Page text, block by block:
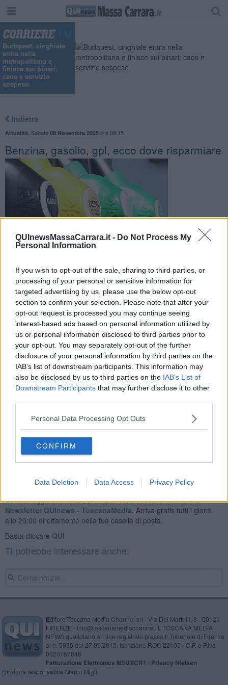
QUInewsMassaCarrara.it - Do Not Process My
Personal Information
If you wish to opt-out of the sale, sharing to third parties, or
processing of your personal or sensitive information for
targeted advertising by us, please use the below opt-out
section to confirm your selection. Please note that after your
opt-out request is processed you may continue seeing
interest-based ads based on personal information utilized by
us or personal information disclosed to third parties prior to
your opt-out. You may separately opt-out of the further
disclosure of your personal information by third parties on the
IAB’s list of downstream participants. This information may
also be disclosed by us to third parties on the IAB’s List of
Downstream Participants that may further disclose it to other
Personal Data Processing Opt Outs
CONFIRM
Data Deletion Data Access Privacy Policy
Budapest, cinghiale
entra nella
metropolitana e
finisce sui binari:
caos e servizio
sospeso
Indietro
Attualità Sabato 08 Novembre 2025ore 09:15
Benzina, gasolio, gpl, ecco dove risparmiare
Ecco l'elenco dei prezzi del carburante in provincia di Massa-
Carrara. Comune per comune gli impianti più economici dove
fare rifornimento.
PROVINCIA DI MASSA-CARRARA —Questi i prezzi dei carburanti
rilevati al giorno 08 novembre 2025dal Ministero dello
sviluppo economico
Se vuoi leggere le notizie principali della Toscana iscriviti alla
Newsletter QUInews - ToscanaMedia. Arriva gratis tutti i giorni
alle 20:00 direttamente nella tua casella di posta.
Basta cliccare QUI
Ti potrebbe interessare anche:
Editore Toscana Media Channel srl - Via Dei Martelli, 8 - 50129
FIRENZE - info@toscanamediachannel.it. TOSCANA MEDIA
NEWS quotidiano on line registrato presso il Tribunale di Firenze
al n. 5935 del 27.09.2013. Iscrizione ROC 22105 - C.F. e P.Iva
0620787048
Fatturazione Elettronica M5UXCR1 | Privacy Nielsen
Direttore responsabile Marco Migli